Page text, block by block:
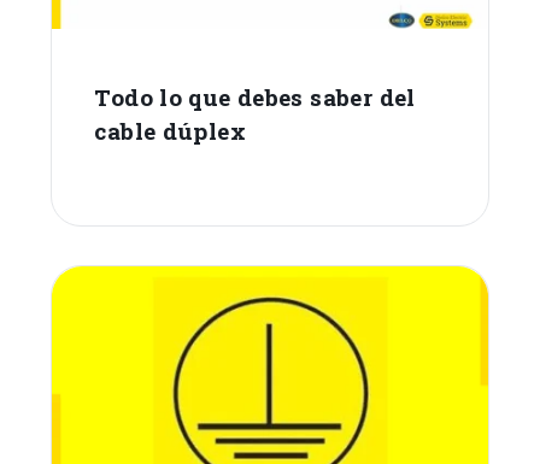
Todo lo que debes saber del
cable dúplex